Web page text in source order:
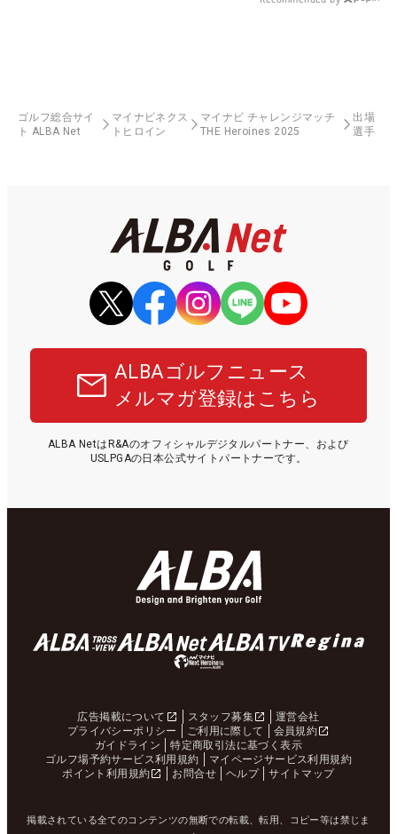
ゴルフ総合サイ
ト ALBA Net
マイナビネクス
トヒロイン
マイナビ チャレンジマッチ
THE Heroines 2025
出場
選手
ALBAゴルフニュース
メルマガ登録はこちら
ALBA NetはR&Aのオフィシャルデジタルパートナー、および
USLPGAの日本公式サイトパートナーです。
広告掲載について スタッフ募集
運営会社
プライバシーポリシー
ご利用に際して
会員規約
ガイドライン
特定商取引法に基づく表示
ゴルフ場予約サービス利用規約
マイページサービス利用規約
ポイント利用規約
お問合せ ヘルプ サイトマップ
掲載されている全てのコンテンツの無断での転載、転用、コピー等は禁じま